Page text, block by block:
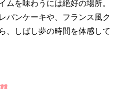
ムを味わうには絶好の場所。
パンケーキや、フランス風ク
、しばし夢の時間を体感して